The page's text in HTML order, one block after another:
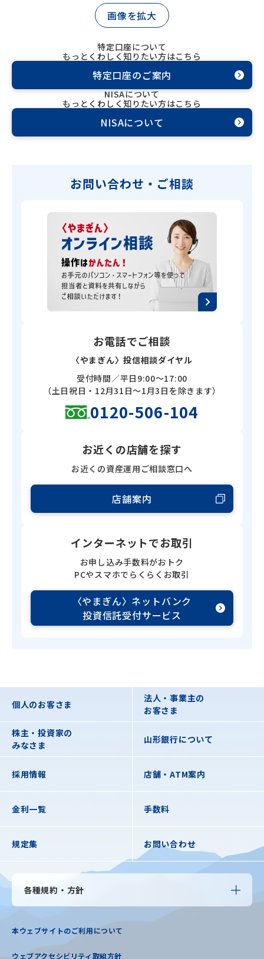
画像を拡大
特定口座について
もっとくわしく知りたい方はこちら
特定口座のご案内
NISAについて
もっとくわしく知りたい方はこちら
NISAについて
お問い合わせ・ご相談
お電話でご相談
〈やまぎん〉投信相談ダイヤル
受付時間／平日9:00～17:00
（土日祝日・12月31日～1月3日を除きます）
0120-506-104
お近くの店舗を探す
お近くの資産運用ご相談窓口へ
店舗案内
インターネットでお取引
お申し込み手数料がおトク
PCやスマホでらくらくお取引
〈やまぎん〉ネットバンク
投資信託受付サービス
個人のお客さま
法人・事業主の
お客さま
株主・投資家の
みなさま
山形銀行について
採用情報 店舗・ATM案内
金利一覧 手数料
規定集 お問い合わせ
各種規約・方針
本ウェブサイトのご利用について
ウェブアクセシビリティ取組方針